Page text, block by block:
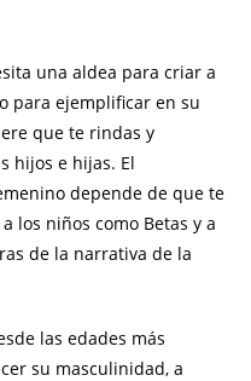
una aldea para criar a
para ejemplificar en su
que te rindas y
hijos e hijas. El
depende de que te
los niños como Betas y a
de la narrativa de la
las edades más
su masculinidad, a